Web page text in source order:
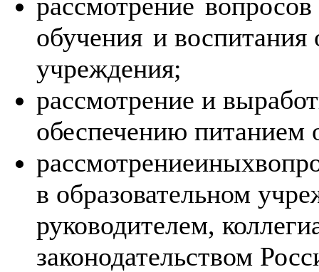
обучения и воспитания
учреждения;
рассмотрение и
обеспечению питанием
в образовательном
руководителем,
законодательством